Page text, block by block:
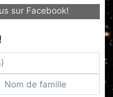
sur Facebook!